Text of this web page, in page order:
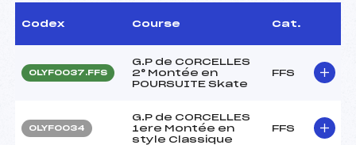
Codex Course Cat.
OLYF0037.FFS
G.P de CORCELLES
2° Montée en
POURSUITE Skate
FFS
OLYF0034
G.P de CORCELLES
1ere Montée en
style Classique
FFS